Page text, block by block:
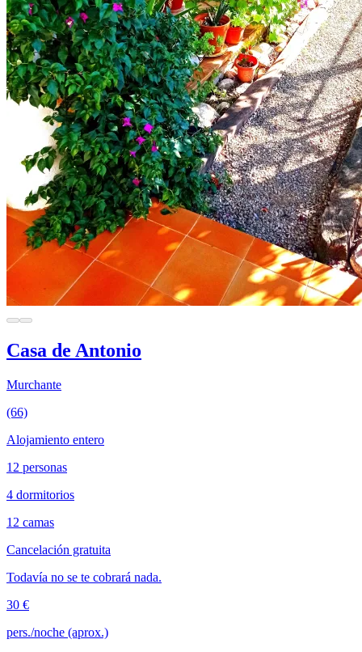
Casa de Antonio
Murchante
(66)
Alojamiento entero
12 personas
4 dormitorios
12 camas
Cancelación gratuita
Todavía no se te cobrará nada.
30 €
pers./noche (aprox.)